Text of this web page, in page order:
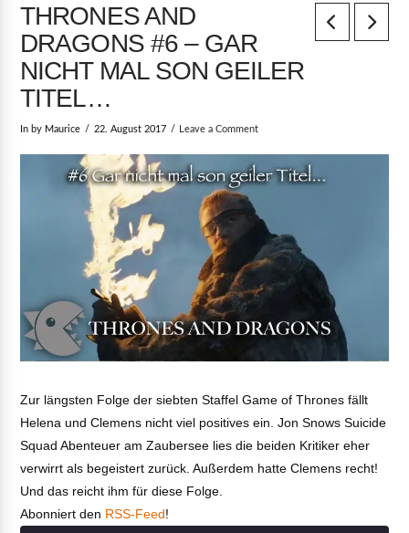
THRONES AND
DRAGONS #6 – GAR
NICHT MAL SON GEILER
TITEL…
In by Maurice 22. August 2017 Leave a Comment
Zur längsten Folge der siebten Staffel Game of Thrones fällt
Helena und Clemens nicht viel positives ein. Jon Snows Suicide
Squad Abenteuer am Zaubersee lies die beiden Kritiker eher
verwirrt als begeistert zurück. Außerdem hatte Clemens recht!
Und das reicht ihm für diese Folge.
Abonniert den RSS-Feed!